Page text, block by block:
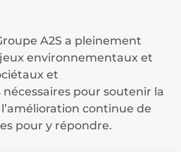
A2S a pleinement
environnementaux et
et
pour soutenir la
continue de
pour y répondre.